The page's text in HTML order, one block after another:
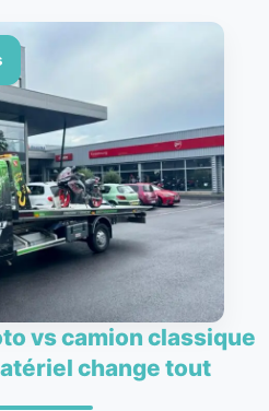
vs camion classique
change tout